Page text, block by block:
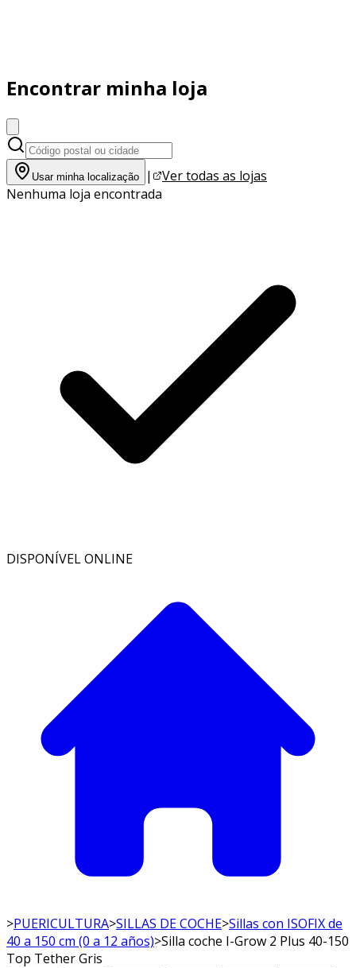
Encontrar minha loja
Usar minha localização |
Ver todas as lojas
Nenhuma loja encontrada
DISPONÍVEL ONLINE
>PUERICULTURA>SILLAS DE COCHE>Sillas con ISOFIX de
40 a 150 cm (0 a 12 años)>Silla coche I-Grow 2 Plus 40-150
Top Tether Gris